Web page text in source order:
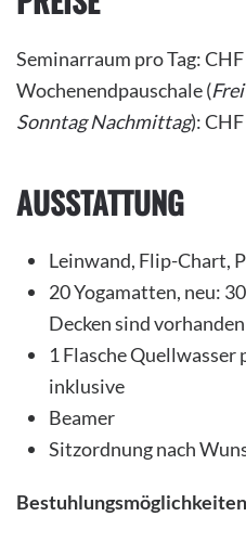
Seminarraum pro Tag:
Wochenendpauschale (
Sonntag Nachmittag):
AUSSTATTUNG
Leinwand, Flip-Chart,
20 Yogamatten, neu:
Decken sind vorhanden
1 Flasche Quellwasser
inklusive
Beamer
Sitzordnung nach